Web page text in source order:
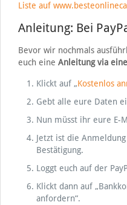
Liste auf
Anleitung: Bei
Bevor wir nochmals
euch eine Anleitung via
Klickt auf „Kostenlos
Gebt alle eure Daten
Nun müsst ihr eure E-
Jetzt ist die
Bestätigung.
Loggt euch auf der
Klickt dann auf
anfordern“.